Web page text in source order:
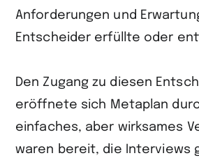
Anforderungen und
Entscheider erfüllte oder
Den Zugang zu diesen
eröffnete sich Metaplan
einfaches, aber wirksames
waren bereit, die Interviews